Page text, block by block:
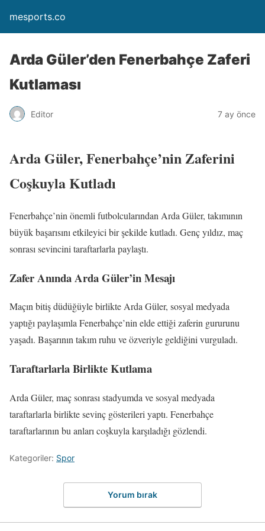
mesports.co
Arda Güler’den Fenerbahçe Zaferi
Kutlaması
Editor 7 ay önce
Arda Güler, Fenerbahçe’nin Zaferini
Coşkuyla Kutladı
Fenerbahçe’nin önemli futbolcularından Arda Güler, takımının
büyük başarısını etkileyici bir şekilde kutladı. Genç yıldız, maç
sonrası sevincini taraftarlarla paylaştı.
Zafer Anında Arda Güler’in Mesajı
Maçın bitiş düdüğüyle birlikte Arda Güler, sosyal medyada
yaptığı paylaşımla Fenerbahçe’nin elde ettiği zaferin gururunu
yaşadı. Başarının takım ruhu ve özveriyle geldiğini vurguladı.
Taraftarlarla Birlikte Kutlama
Arda Güler, maç sonrası stadyumda ve sosyal medyada
taraftarlarla birlikte sevinç gösterileri yaptı. Fenerbahçe
taraftarlarının bu anları coşkuyla karşıladığı gözlendi.
Kategoriler: Spor
Yorum bırak